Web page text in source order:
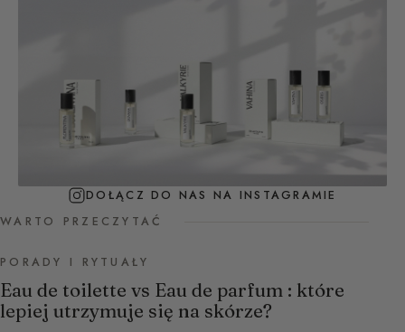
DOŁĄCZ DO NAS NA INSTAGRAMIE
WARTO PRZECZYTAĆ
PORADY I RYTUAŁY
Eau de toilette vs Eau de parfum : które
lepiej utrzymuje się na skórze?